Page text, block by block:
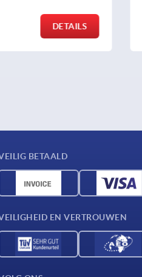
DETAILS
BETAALD
EN VERTROUWEN